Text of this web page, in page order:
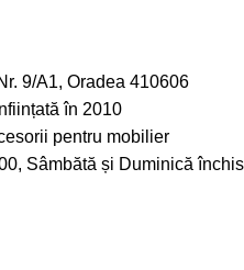
9/A1, Oradea 410606
în 2010
pentru mobilier
Sâmbătă și Duminică închis